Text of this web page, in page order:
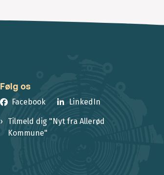
Følg os
Facebook LinkedIn
Tilmeld dig "Nyt fra Allerød
Kommune"